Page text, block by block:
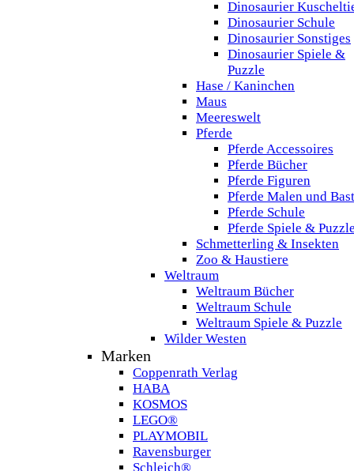
Dinosaurier
Dinosaurier Schule
Dinosaurier Sonstiges
Dinosaurier Spiele &
Puzzle
Hase / Kaninchen
Maus
Meereswelt
Pferde
Pferde Accessoires
Pferde Bücher
Pferde Figuren
Pferde Malen und
Pferde Schule
Pferde Spiele &
Schmetterling & Insekten
Zoo & Haustiere
Weltraum
Weltraum Bücher
Weltraum Schule
Weltraum Spiele & Puzzle
Wilder Westen
Marken
Coppenrath Verlag
HABA
KOSMOS
LEGO®
PLAYMOBIL
Ravensburger
Schleich®